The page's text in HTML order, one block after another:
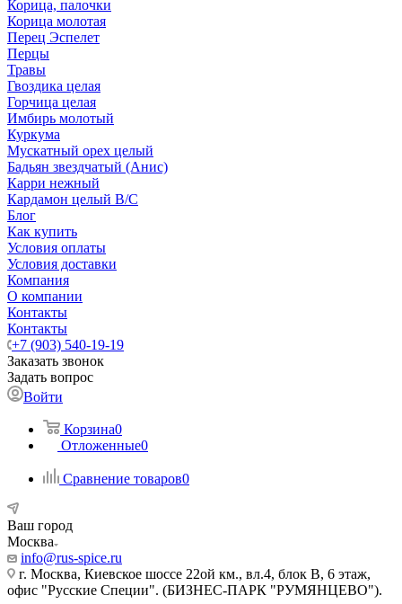
Корица, палочки
Корица молотая
Перец Эспелет
Перцы
Травы
Гвоздика целая
Горчица целая
Имбирь молотый
Куркума
Мускатный орех целый
Бадьян звездчатый (Анис)
Карри нежный
Кардамон целый В/С
Блог
Как купить
Условия оплаты
Условия доставки
Компания
О компании
Контакты
Контакты
+7 (903) 540-19-19
Заказать звонок
Задать вопрос
Войти
Корзина0
Отложенные0
Сравнение товаров0
Ваш город
Москва
info@rus-spice.ru
г. Москва, Киевское шоссе 22ой км., вл.4, блок В, 6 этаж,
офис "Русские Специи". (БИЗНЕС-ПАРК "РУМЯНЦЕВО").